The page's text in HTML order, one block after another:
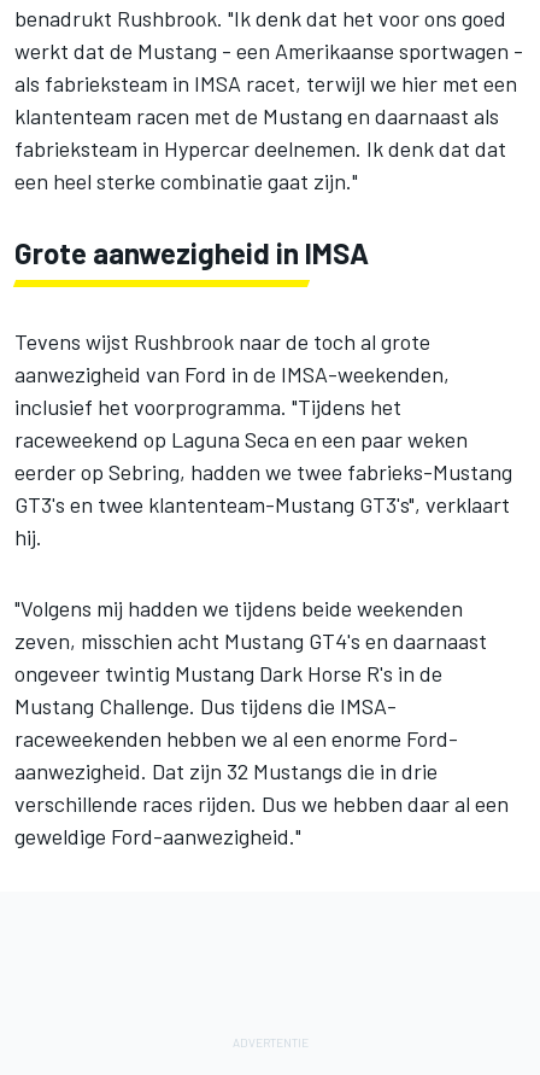
benadrukt Rushbrook. "Ik denk dat het voor ons goed
werkt dat de Mustang - een Amerikaanse sportwagen -
als fabrieksteam in IMSA racet, terwijl we hier met een
klantenteam racen met de Mustang en daarnaast als
fabrieksteam in Hypercar deelnemen. Ik denk dat dat
een heel sterke combinatie gaat zijn."
Grote aanwezigheid in IMSA
Tevens wijst Rushbrook naar de toch al grote
aanwezigheid van Ford in de IMSA-weekenden,
inclusief het voorprogramma. "Tijdens het
raceweekend op Laguna Seca en een paar weken
eerder op Sebring, hadden we twee fabrieks-Mustang
GT3's en twee klantenteam-Mustang GT3's", verklaart
hij.
"Volgens mij hadden we tijdens beide weekenden
zeven, misschien acht Mustang GT4's en daarnaast
ongeveer twintig Mustang Dark Horse R's in de
Mustang Challenge. Dus tijdens die IMSA-
raceweekenden hebben we al een enorme Ford-
aanwezigheid. Dat zijn 32 Mustangs die in drie
verschillende races rijden. Dus we hebben daar al een
geweldige Ford-aanwezigheid."